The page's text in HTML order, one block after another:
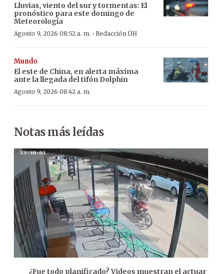
Lluvias, viento del sur y tormentas: El
pronóstico para este domingo de
Meteorología
Agosto 9, 2026 08:52 a. m. · Redacción ÚH
Mundo
El este de China, en alerta máxima
ante la llegada del tifón Dolphin
Agosto 9, 2026 08:42 a. m.
Notas más leídas
¿Fue todo planificado? Videos muestran el actuar